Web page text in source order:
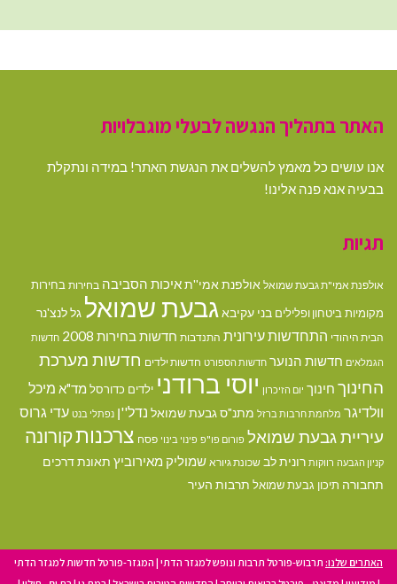
האתר בתהליך הנגשה לבעלי מוגבלויות
אנו עושים כל מאמץ להשלים את הנגשת האתר! במידה ונתקלת
בבעיה אנא פנה אלינו!
תגיות
אולפנת אמי"ת גבעת שמואל אולפנת אמי''תאיכות הסביבה בחירות בחירות
מקומיותביטחון ופלילים בני עקיבאגבעת שמואל גל לנצ'נר
הבית היהודי התחדשות עירונית התנדבות חדשות בחירות 2008 חדשות
הגמלאים חדשות הנוער חדשות הספורט חדשות ילדים חדשות מערכת
החינוך חינוך יום הזיכרון יוסי ברודני ילדים כדורסל מד"א מיכל
וולדיגר מלחמת חרבות ברזל מתנ"ס גבעת שמואל נדל''ן נפתלי בנט עדי גרוס
עיריית גבעת שמואל פורום פו"פ פינוי בינוי פסח צרכנותקורונה
קניון הגבעה רווקות רונית לב שכונת גיורא שמוליק מאירוביץ תאונת דרכים
תחבורה תיכון גבעת שמואל תרבות העיר
האתרים שלנו: תרבוש-פורטל תרבות ונופש למגזר הדתי | המגזר-פורטל חדשות למגזר הדתי